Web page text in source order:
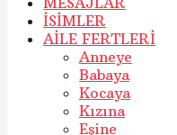
İSİMLER
AİLE FERTLERİ
Anneye
Babaya
Kocaya
Kızına
Eşine